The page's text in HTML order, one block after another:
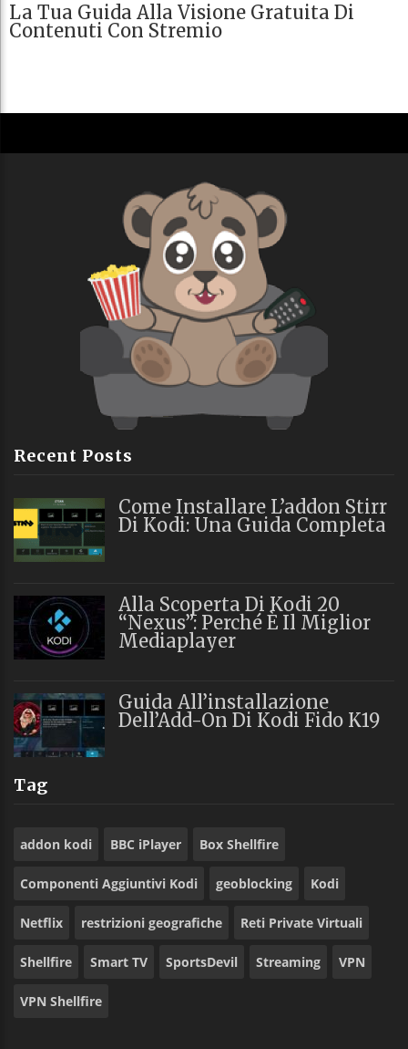
La Tua Guida Alla Visione Gratuita Di
Contenuti Con Stremio
Recent Posts
Come Installare L’addon Stirr
Di Kodi: Una Guida Completa
Alla Scoperta Di Kodi 20
“Nexus”: Perché È Il Miglior
Mediaplayer
Guida All’installazione
Dell’Add-On Di Kodi Fido K19
Tag
addon kodi BBC iPlayer Box Shellfire
Componenti Aggiuntivi Kodi geoblocking Kodi
Netflix restrizioni geografiche Reti Private Virtuali
Shellfire Smart TV SportsDevil Streaming VPN
VPN Shellfire